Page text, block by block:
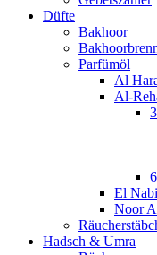
Düfte
Bakhoor
Parfümöl
Al
Al-
El
Noor
Hadsch & Umra